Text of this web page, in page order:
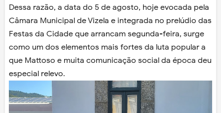
Dessa razão, a data do 5 de agosto, hoje evocada pela
Câmara Municipal de Vizela e integrada no prelúdio das
Festas da Cidade que arrancam segunda-feira, surge
como um dos elementos mais fortes da luta popular a
que Mattoso e muita comunicação social da época deu
especial relevo.